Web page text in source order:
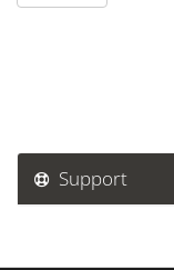
Support